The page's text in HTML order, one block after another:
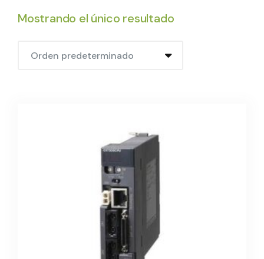
Mostrando el único resultado